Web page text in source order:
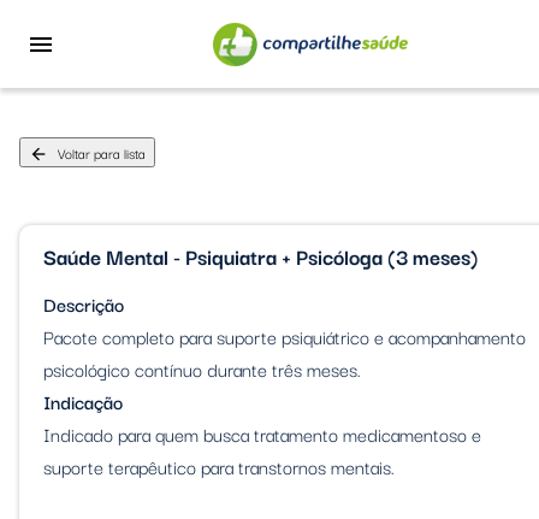
menu
arrow_back Voltar para lista
Saúde Mental - Psiquiatra + Psicóloga (3 meses)
Descrição
Pacote completo para suporte psiquiátrico e acompanhamento
psicológico contínuo durante três meses.
Indicação
Indicado para quem busca tratamento medicamentoso e
suporte terapêutico para transtornos mentais.